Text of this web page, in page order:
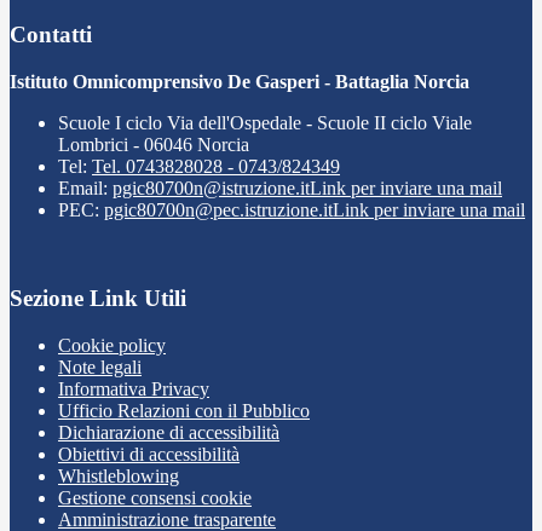
Contatti
Istituto Omnicomprensivo De Gasperi - Battaglia Norcia
Scuole I ciclo Via dell'Ospedale - Scuole II ciclo Viale
Lombrici - 06046 Norcia
Tel: Tel. 0743828028 - 0743/824349
Email: pgic80700n@istruzione.itLink per inviare una mail
PEC: pgic80700n@pec.istruzione.itLink per inviare una mail
Sezione Link Utili
Cookie policy
Note legali
Informativa Privacy
Ufficio Relazioni con il Pubblico
Dichiarazione di accessibilità
Obiettivi di accessibilità
Whistleblowing
Gestione consensi cookie
Amministrazione trasparente